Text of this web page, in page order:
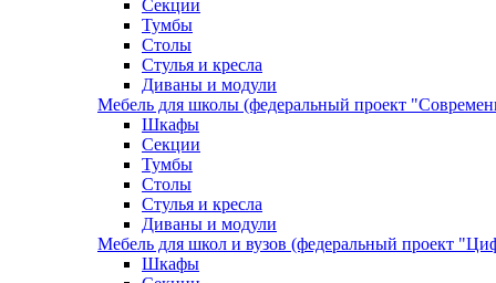
Секции
Тумбы
Столы
Стулья и кресла
Диваны и модули
Мебель для школы (федеральный проект
Шкафы
Секции
Тумбы
Столы
Стулья и кресла
Диваны и модули
Мебель для школ и вузов (федеральный проект
Шкафы